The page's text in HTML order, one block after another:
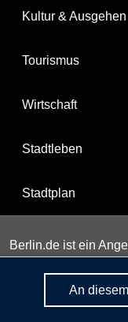
An
Kultur & Ausgehen
Tourismus
Wirtschaft
Stadtleben
Stadtplan
Berlin.de ist ein